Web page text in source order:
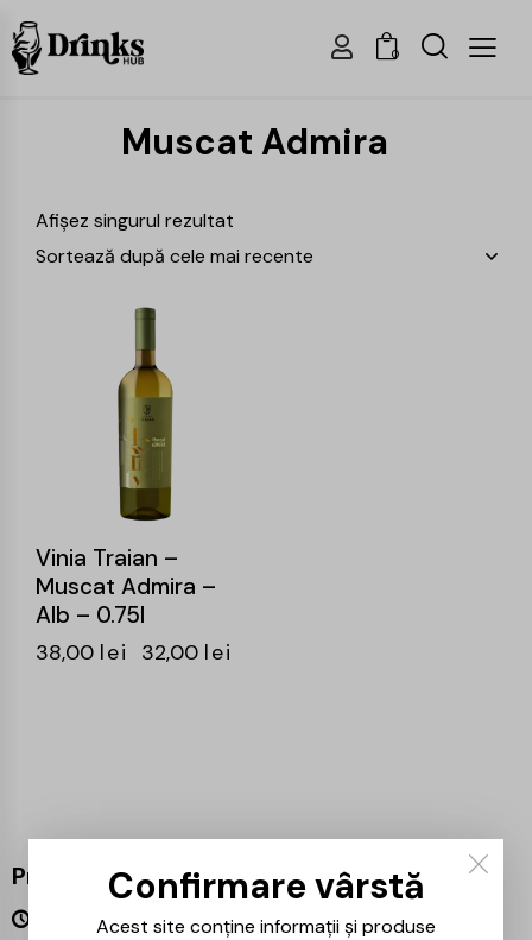
0
Muscat Admira
Afișez singurul rezultat
Vinia Traian –
Muscat Admira –
Alb – 0.75l
38,00 lei 32,00 lei
Program
Luni – Vineri 09:00 – 18:00
Confirmare vârstă
Acest site conține informații și produse